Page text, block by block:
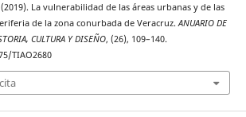
La vulnerabilidad de las áreas urbanas y de las
de la zona conurbada de Veracruz.ANUARIO DE
CULTURA Y DISEÑO, (26), 109–140.
TIAO2680